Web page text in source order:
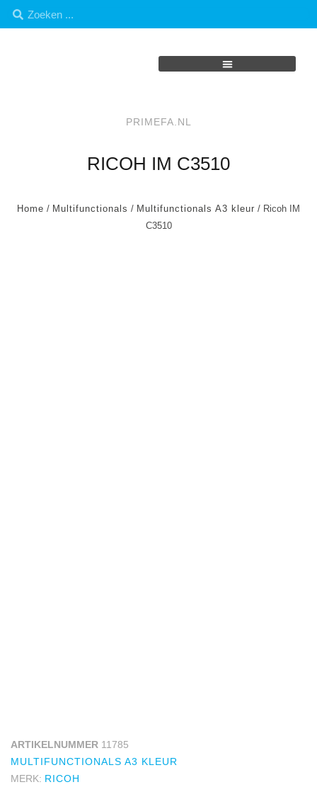
PRIMEFA.NL
RICOH IM C3510
Home / Multifunctionals / Multifunctionals A3 kleur / Ricoh IM
C3510
ARTIKELNUMMER 11785
MULTIFUNCTIONALS A3 KLEUR
MERK: RICOH